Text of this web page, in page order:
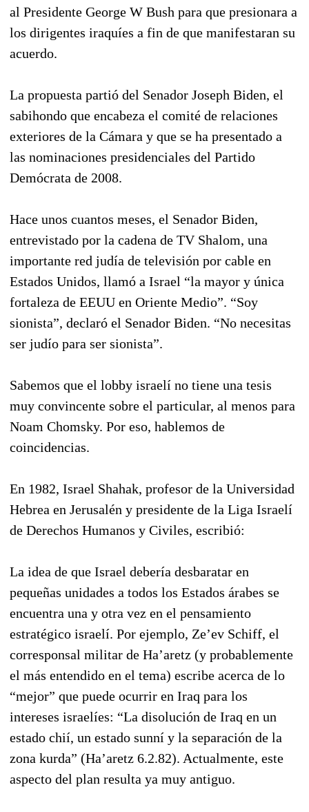
al Presidente George W Bush para que presionara a
los dirigentes iraquíes a fin de que manifestaran su
acuerdo.
La propuesta partió del Senador Joseph Biden, el
sabihondo que encabeza el comité de relaciones
exteriores de la Cámara y que se ha presentado a
las nominaciones presidenciales del Partido
Demócrata de 2008.
Hace unos cuantos meses, el Senador Biden,
entrevistado por la cadena de TV Shalom, una
importante red judía de televisión por cable en
Estados Unidos, llamó a Israel “la mayor y única
fortaleza de EEUU en Oriente Medio”. “Soy
sionista”, declaró el Senador Biden. “No necesitas
ser judío para ser sionista”.
Sabemos que el lobby israelí no tiene una tesis
muy convincente sobre el particular, al menos para
Noam Chomsky. Por eso, hablemos de
coincidencias.
En 1982, Israel Shahak, profesor de la Universidad
Hebrea en Jerusalén y presidente de la Liga Israelí
de Derechos Humanos y Civiles, escribió:
La idea de que Israel debería desbaratar en
pequeñas unidades a todos los Estados árabes se
encuentra una y otra vez en el pensamiento
estratégico israelí. Por ejemplo, Ze’ev Schiff, el
corresponsal militar de Ha’aretz (y probablemente
el más entendido en el tema) escribe acerca de lo
“mejor” que puede ocurrir en Iraq para los
intereses israelíes: “La disolución de Iraq en un
estado chií, un estado sunní y la separación de la
zona kurda” (Ha’aretz 6.2.82). Actualmente, este
aspecto del plan resulta ya muy antiguo.